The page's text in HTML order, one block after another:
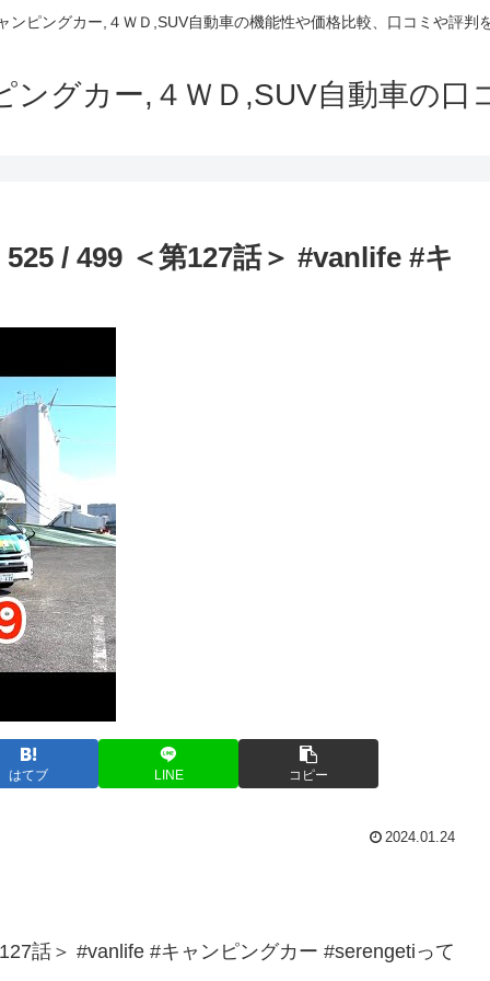
ンピングカー,４ＷＤ,SUV自動車の機能性や価格比較、口コミや評判
ングカー,４ＷＤ,SUV自動車の口
/ 499 ＜第127話＞ #vanlife #キ
はてブ LINE コピー
2024.01.24
話＞ #vanlife #キャンピングカー #serengetiって